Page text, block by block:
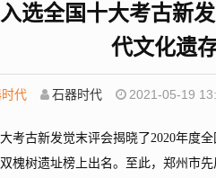
入选全国十大考古新
代文化遗
代 石器时代 2021-05-19
古新发觉末评会揭晓了2020年度全
槐树遗址榜上出名。至此，郑州市